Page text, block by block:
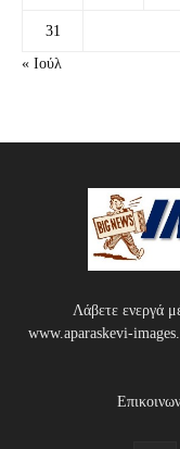
31
« Ιούλ
Λάβετε ενεργά
www.aparaskevi-